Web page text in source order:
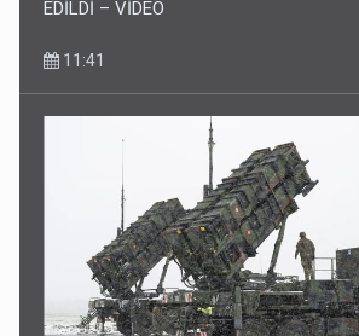
EDİLDİ – VİDEO
11:41